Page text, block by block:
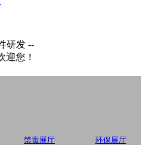
研发 --
禁毒展厅
环保展厅